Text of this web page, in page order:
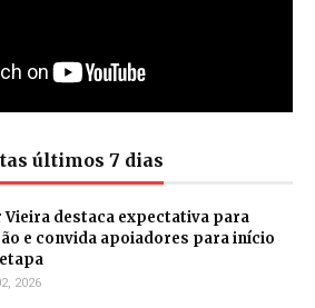
últimos 7 dias
Vieira destaca expectativa para
e convida apoiadores para início
2026